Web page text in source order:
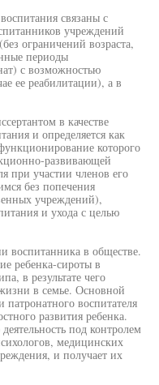
связаны с
учреждений
ограничений возраста,
периоды
с возможностью
ее реабилитации), а в
в качестве
и определяется как
которого
развивающей
при участии членов его
без попечения
учреждений),
и ухода с целью
воспитанника в обществе.
ребенка-сироты в
в результате чего
в семье. Основной
воспитателя
развития ребенка.
под контролем
медицинских
и получает их